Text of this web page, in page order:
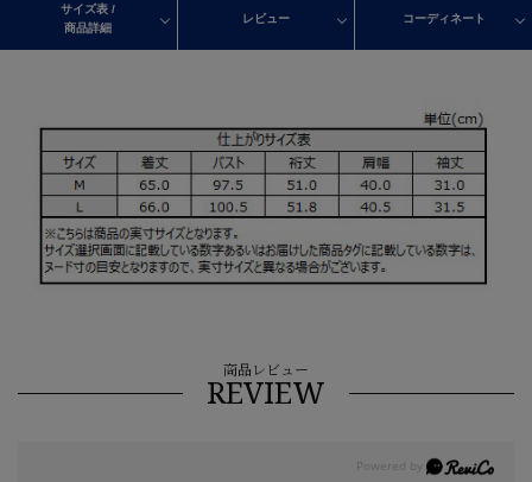
サイズ表 /
商品詳細
レビュー コーディネート
商品レビュー
REVIEW